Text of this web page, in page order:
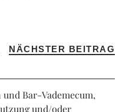
NÄCHSTER BEITRAG
Bar-Vademecum,
und/oder